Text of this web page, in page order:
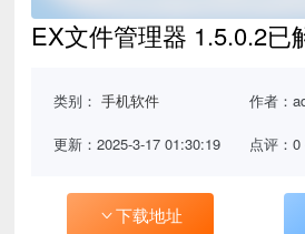
EX文件管理器 1.5.0.2已
类别：手机软件 作者：
更新：2025-3-17 01:30:19 点评：0
下载地址